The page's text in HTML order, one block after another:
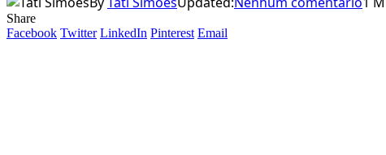
Share
Facebook Twitter LinkedIn Pinterest Email